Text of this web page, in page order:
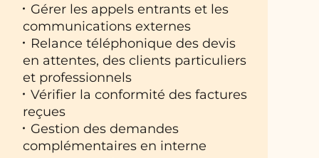
Gérer les appels entrants et les
communications externes
Relance téléphonique des devis
en attentes, des clients particuliers
et professionnels
Vérifier la conformité des factures
reçues
Gestion des demandes
complémentaires en interne